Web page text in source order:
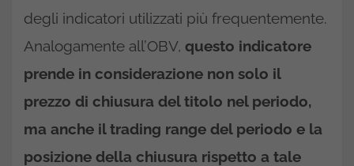
degli indicatori utilizzati più frequentemente.
Analogamente all’OBV, questo indicatore
prende in considerazione non solo il
prezzo di chiusura del titolo nel periodo,
ma anche il trading range del periodo e la
posizione della chiusura rispetto a tale